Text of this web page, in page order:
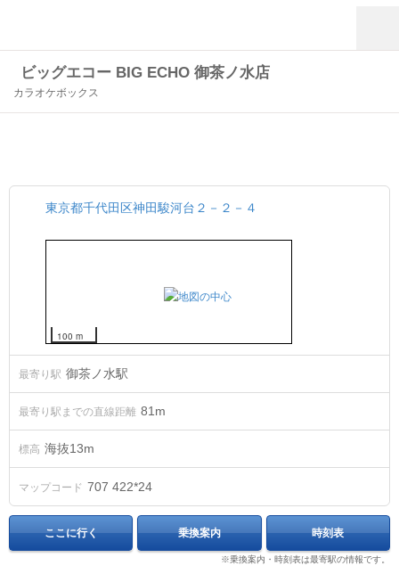
ビッグエコー BIG ECHO 御茶ノ水店
カラオケボックス
東京都千代田区神田駿河台２－２－４
100 m
最寄り駅 御茶ノ水駅
最寄り駅までの直線距離 81m
標高 海抜13m
マップコード 707 422*24
ここに行く 乗換案内 時刻表
※乗換案内・時刻表は最寄駅の情報です。